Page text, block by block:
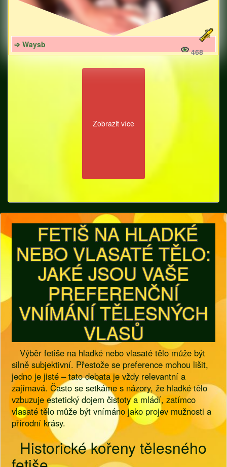
➩ Waysb
468
Zobrazit více
FETIŠ NA HLADKÉ
NEBO VLASATÉ TĚLO:
JAKÉ JSOU VAŠE
PREFERENČNÍ
VNÍMÁNÍ TĚLESNÝCH
VLASŮ
Výběr fetiše na hladké nebo vlasaté tělo může být
silně subjektivní. Přestože se preference mohou lišit,
jedno je jisté – tato debata je vždy relevantní a
zajímavá. Často se setkáme s názory, že hladké tělo
vzbuzuje estetický dojem čistoty a mládí, zatímco
vlasaté tělo může být vnímáno jako projev mužnosti a
přírodní krásy.
Historické kořeny tělesného